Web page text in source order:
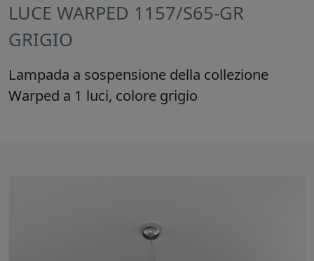
LUCE WARPED 1157/S65-GR
GRIGIO
Lampada a sospensione della collezione
Warped a 1 luci, colore grigio